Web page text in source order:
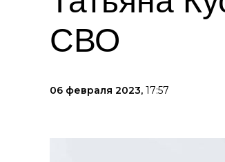
СВО
06 февраля 2023, 17:57